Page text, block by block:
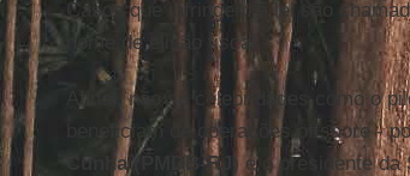
Casos que infringem a lei são
nome de elisão fiscal.
Afinal, não só celebridades como o
beneficiam de operações offshore -
Cunha (PMDB-RJ) e o presidente